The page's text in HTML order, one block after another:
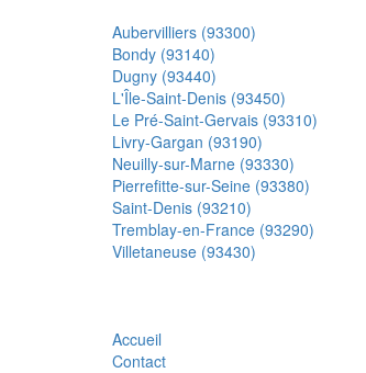
Aubervilliers (93300)
Bondy (93140)
Dugny (93440)
L'Île-Saint-Denis (93450)
Le Pré-Saint-Gervais (93310)
Livry-Gargan (93190)
Neuilly-sur-Marne (93330)
Pierrefitte-sur-Seine (93380)
Saint-Denis (93210)
Tremblay-en-France (93290)
Villetaneuse (93430)
Accueil
Contact